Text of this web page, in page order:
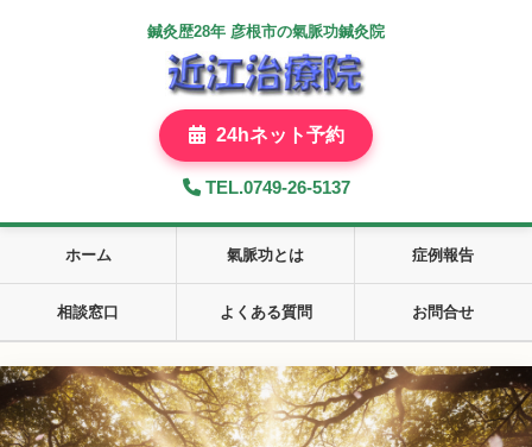
鍼灸歴28年 彦根市の氣脈功鍼灸院
24hネット予約
TEL.0749-26-5137
ホーム 氣脈功とは 症例報告
相談窓口 よくある質問 お問合せ